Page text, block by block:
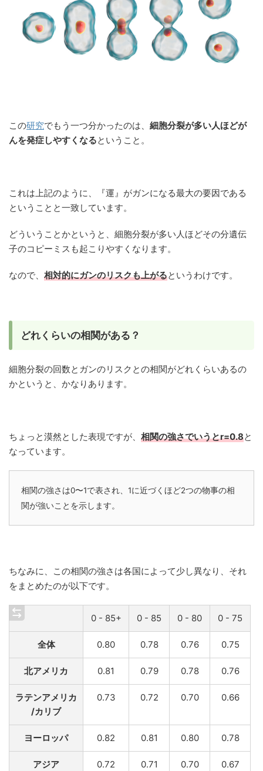
この研究でもう一つ分かったのは、 細胞分裂が多い人ほどが
んを発症しやすくなるということ。
これは上記のように、『運』がガンになる最大の要因である
ということと一致しています。
どういうことかというと、細胞分裂が多い人ほどその分遺伝
子のコピーミスも起こりやすくなります。
なので、 相対的にガンのリスクも上がるというわけです。
どれくらいの相関がある？
細胞分裂の回数とガンのリスクとの相関がどれくらいあるの
かというと、かなりあります。
ちょっと漠然とした表現ですが、 相関の強さでいうとr=0.8と
なっています。
相関の強さは0〜1で表され、1に近づくほど2つの物事の相
関が強いことを示します。
ちなみに、この相関の強さは各国によって少し異なり、それ
をまとめたのが以下です。
0 - 85+ 0 - 85 0 - 80 0 - 75
全体 0.80 0.78 0.76 0.75
北アメリカ 0.81 0.79 0.78 0.76
ラテンアメリカ
/カリブ
0.73 0.72 0.70 0.66
ヨーロッパ 0.82 0.81 0.80 0.78
アジア 0.72 0.71 0.70 0.67